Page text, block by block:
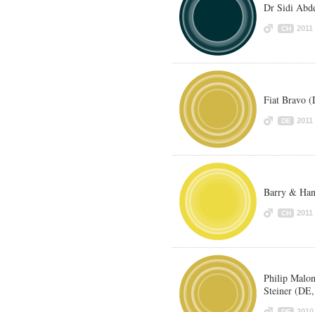
Dr Sidi
CH 2011
Fiat Bravo
DE 2011
Barry &
CH 2011
Philip
Steiner